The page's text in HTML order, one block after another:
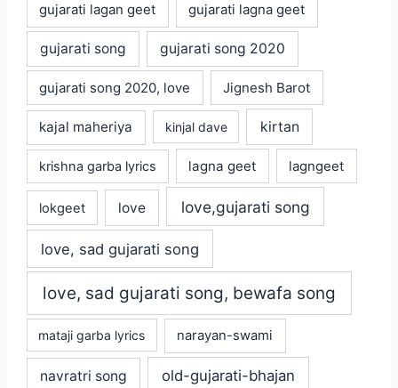
gujarati lagan geet gujarati lagna geet
gujarati song gujarati song 2020
gujarati song 2020, love Jignesh Barot
kajal maheriya kinjal dave kirtan
krishna garba lyrics lagna geet lagngeet
lokgeet love love,gujarati song
love, sad gujarati song
love, sad gujarati song, bewafa song
mataji garba lyrics narayan-swami
navratri song old-gujarati-bhajan